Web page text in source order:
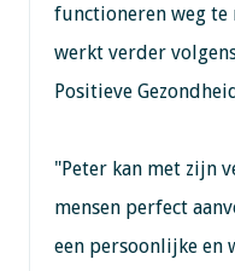
functioneren weg te
werkt verder
Positieve
"Peter kan met zijn
mensen perfect
een persoonlijke en